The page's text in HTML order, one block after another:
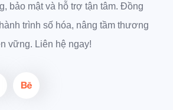
bảo mật và hỗ trợ tận tâm. Đồng
trình số hóa, nâng tầm thương
vững. Liên hệ ngay!